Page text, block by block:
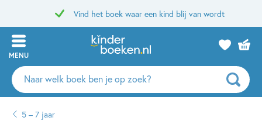
Vind het boek waar een kind blij van wordt
MENU
Zoeken
naar
auteurs
5 – 7 jaar